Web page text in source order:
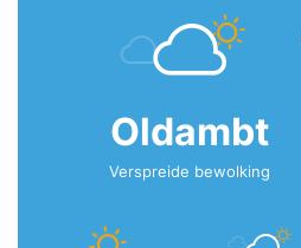
Oldambt
Verspreide bewolking